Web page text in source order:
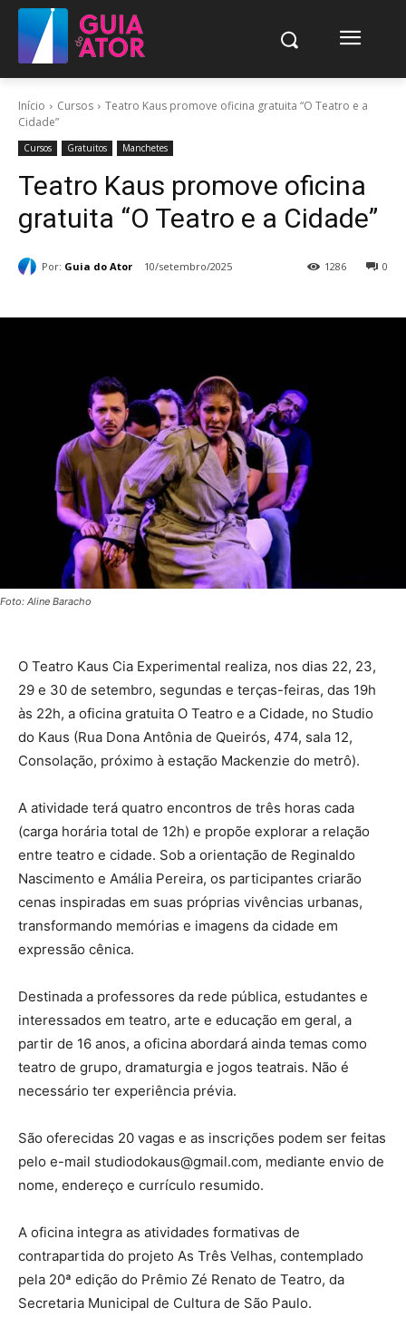
Início Cursos
Teatro Kaus promove oficina gratuita “O Teatro e a
Cidade”
Cursos Gratuitos Manchetes
Teatro Kaus promove oficina
gratuita “O Teatro e a Cidade”
Por: Guia do Ator 10/setembro/2025 0
1286
Foto: Aline Baracho
O Teatro Kaus Cia Experimental realiza, nos dias 22, 23,
29 e 30 de setembro, segundas e terças-feiras, das 19h
às 22h, a oficina gratuita O Teatro e a Cidade, no Studio
do Kaus (Rua Dona Antônia de Queirós, 474, sala 12,
Consolação, próximo à estação Mackenzie do metrô).
A atividade terá quatro encontros de três horas cada
(carga horária total de 12h) e propõe explorar a relação
entre teatro e cidade. Sob a orientação de Reginaldo
Nascimento e Amália Pereira, os participantes criarão
cenas inspiradas em suas próprias vivências urbanas,
transformando memórias e imagens da cidade em
expressão cênica.
Destinada a professores da rede pública, estudantes e
interessados em teatro, arte e educação em geral, a
partir de 16 anos, a oficina abordará ainda temas como
teatro de grupo, dramaturgia e jogos teatrais. Não é
necessário ter experiência prévia.
São oferecidas 20 vagas e as inscrições podem ser feitas
pelo e-mail studiodokaus@gmail.com, mediante envio de
nome, endereço e currículo resumido.
A oficina integra as atividades formativas de
contrapartida do projeto As Três Velhas, contemplado
pela 20ª edição do Prêmio Zé Renato de Teatro, da
Secretaria Municipal de Cultura de São Paulo.